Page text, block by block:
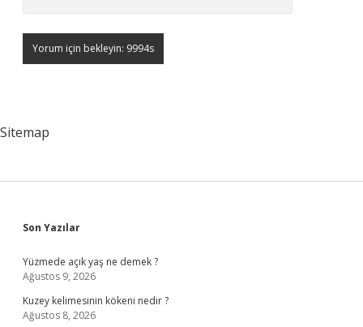
Sitemap
Sidebar
Son Yazılar
Yüzmede açık yaş ne demek ?
Ağustos 9, 2026
Kuzey kelimesinin kökeni nedir ?
Ağustos 8, 2026